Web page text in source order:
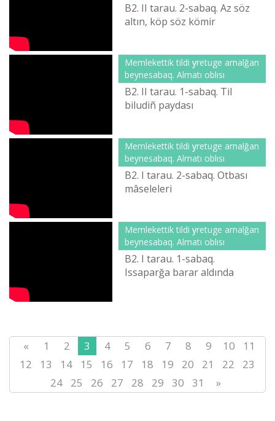
B2. ІІ tarau. 2-sabaq. Az söz
altın, köp söz kömіr
Memlekettіk tіldі үyretuge arnalğan
beynesabaq. Almatı oblısı
B2. ІІ tarau. 1-sabaq. Tіl
bіludіñ paydası
Memlekettіk tіldі үyretuge arnalğan
beynesabaq. Almatı oblısı
B2. І tarau. 2-sabaq. Otbası
mâselelerі
Memlekettіk tіldі үyretuge arnalğan
beynesabaq. Almatı oblısı
B2. І tarau. 1-sabaq.
Іssaparğa barar aldında
« 1 2 3 4 5 6 7 8 9 10
11
12
13 14 15 16 17 18 19 20 21 22
23
24
25 26 27 28 29 30 31 »